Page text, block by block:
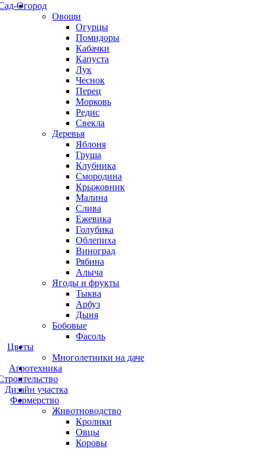
Огород
Овощи
Огурцы
Помидоры
Кабачки
Капуста
Лук
Чеснок
Перец
Морковь
Редис
Свекла
Деревья
Яблоня
Груша
Клубника
Смородина
Крыжовник
Малина
Слива
Ежевика
Голубика
Облепиха
Виноград
Рябина
Алыча
Ягоды и фрукты
Тыква
Арбуз
Дыня
Бобовые
Фасоль
Цветы
Многолетники на даче
Агротехника
Дизайн участка
Фермерство
Животноводство
Кролики
Овцы
Коровы